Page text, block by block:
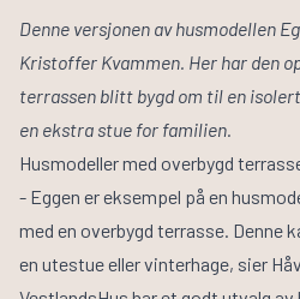
Denne versjonen av husmodellen
Kristoffer Kvammen. Her har den
terrassen blitt bygd om til en
en ekstra stue for familien.
Husmodeller med overbygd
- Eggen er eksempel på en
med en overbygd terrasse. Denne
en utestue eller vinterhage, sier